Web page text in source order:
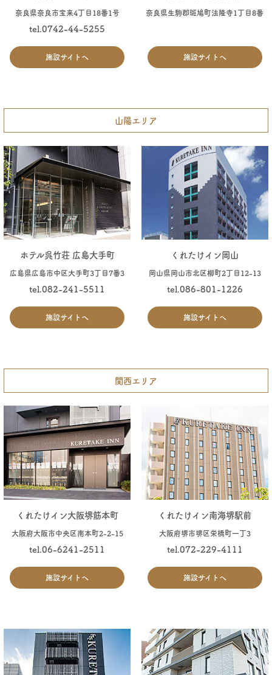
奈良県奈良市宝来4丁目18番1号
tel.0742-44-5255
施設サイトへ
奈良県生駒郡斑鳩町法隆寺1丁目8番
施設サイトへ
山陽エリア
ホテル呉竹荘 広島大手町
広島県広島市中区大手町3丁目7番3
tel.082-241-5511
施設サイトへ
くれたけイン岡山
岡山県岡山市北区柳町2丁目12-13
tel.086-801-1226
施設サイトへ
関西エリア
くれたけイン大阪堺筋本町
大阪府大阪市中央区南本町2-2-15
tel.06-6241-2511
施設サイトへ
くれたけイン南海堺駅前
大阪府堺市堺区栄橋町一丁3
tel.072-229-4111
施設サイトへ